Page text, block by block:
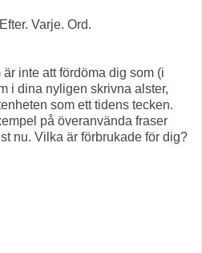
Varje. Ord.
inte att fördöma dig som (i
i dina nyligen skrivna alster,
som ett tidens tecken.
på överanvända fraser
nu. Vilka är förbrukade för dig?